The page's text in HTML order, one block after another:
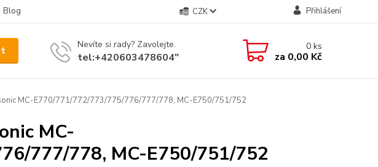
Blog CZK Přihlášení
Nevíte si rady? Zavolejte.
tel:+420603478604"
0ks
za 0,00 Kč
MC-E770/771/772/773/775/776/777/778, MC-E750/751/752
MC-
777/778, MC-E750/751/752